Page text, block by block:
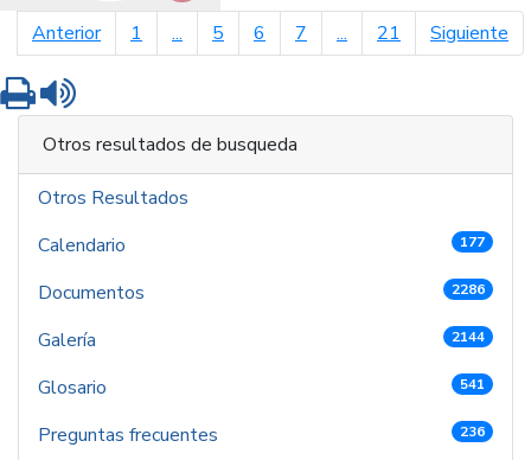
Anteriorpágina anterior
1 ... 5 6 7 ... 21 Siguiente
Imprimir
Otros resultados de busqueda
Otros Resultados
Calendario
177
Documentos 2286
Galería 2144
Glosario 541
Preguntas frecuentes 236